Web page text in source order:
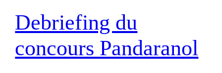
Debriefing du
concours Pandaranol